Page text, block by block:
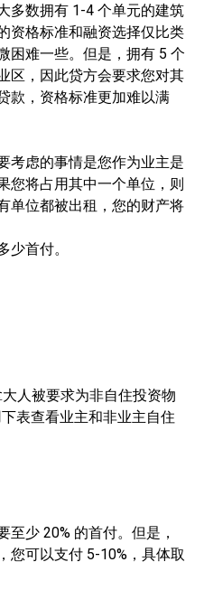
多数拥有 1-4 个单元的建筑
资格标准和融资选择仅比类
困难一些。但是，拥有 5 个
区，因此贷方会要求您对其
款，资格标准更加难以满
考虑的事情是您作为业主是
您将占用其中一个单位，则
单位都被出租，您的财产将
少首付。
人被要求为非自住投资物
表查看业主和非业主自住
少 20% 的首付。但是，
您可以支付 5-10%，具体取